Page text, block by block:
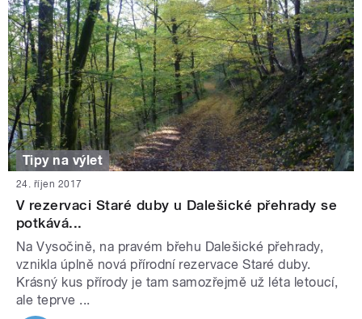
Tipy na výlet
24. říjen 2017
V rezervaci Staré duby u Dalešické přehrady se
potkává...
Na Vysočině, na pravém břehu Dalešické přehrady,
vznikla úplně nová přírodní rezervace Staré duby.
Krásný kus přírody je tam samozřejmě už léta letoucí,
ale teprve ...